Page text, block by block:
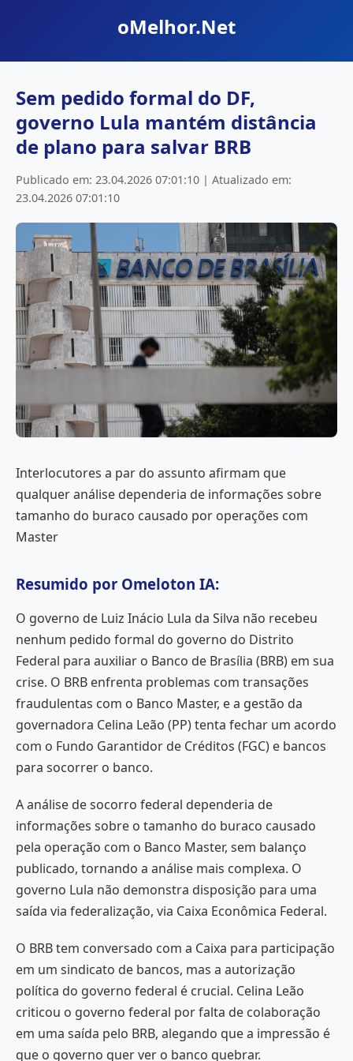
oMelhor.Net
Sem pedido formal do DF,
governo Lula mantém distância
de plano para salvar BRB
Publicado em: 23.04.2026 07:01:10 | Atualizado em:
23.04.2026 07:01:10
Interlocutores a par do assunto afirmam que
qualquer análise dependeria de informações sobre
tamanho do buraco causado por operações com
Master
Resumido por Omeloton IA:
O governo de Luiz Inácio Lula da Silva não recebeu
nenhum pedido formal do governo do Distrito
Federal para auxiliar o Banco de Brasília (BRB) em sua
crise. O BRB enfrenta problemas com transações
fraudulentas com o Banco Master, e a gestão da
governadora Celina Leão (PP) tenta fechar um acordo
com o Fundo Garantidor de Créditos (FGC) e bancos
para socorrer o banco.
A análise de socorro federal dependeria de
informações sobre o tamanho do buraco causado
pela operação com o Banco Master, sem balanço
publicado, tornando a análise mais complexa. O
governo Lula não demonstra disposição para uma
saída via federalização, via Caixa Econômica Federal.
O BRB tem conversado com a Caixa para participação
em um sindicato de bancos, mas a autorização
política do governo federal é crucial. Celina Leão
criticou o governo federal por falta de colaboração
em uma saída pelo BRB, alegando que a impressão é
que o governo quer ver o banco quebrar.